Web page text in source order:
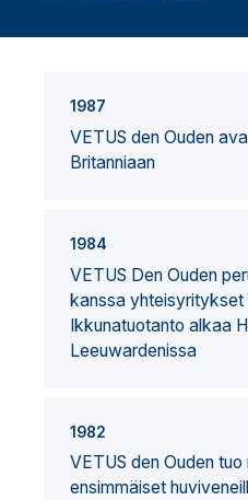
1987
VETUS den Ouden
Britanniaan
1984
VETUS Den Ouden
kanssa yhteisyritykset
Ikkunatuotanto alkaa
Leeuwardenissa
1982
VETUS den Ouden
ensimmäiset